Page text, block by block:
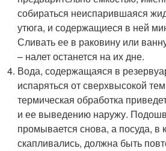
собираться неиспарившаяся
утюга, и содержащиеся в ней
Сливать ее в раковину или
– налет останется на их дне.
Вода, содержащаяся в
испаряться от сверхвысокой
термическая обработка
и ее выведению наружу.
промывается снова, а посуда, в
скапливались, должна быть